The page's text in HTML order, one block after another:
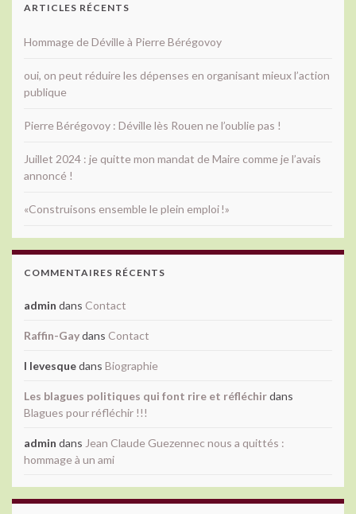
ARTICLES RÉCENTS
Hommage de Déville à Pierre Bérégovoy
oui, on peut réduire les dépenses en organisant mieux l’action
publique
Pierre Bérégovoy : Déville lès Rouen ne l’oublie pas !
Juillet 2024 : je quitte mon mandat de Maire comme je l’avais
annoncé !
«Construisons ensemble le plein emploi !»
COMMENTAIRES RÉCENTS
admin dans Contact
Raffin-Gaydans Contact
l levesquedans Biographie
Les blagues politiques qui font rire et réfléchirdans
Blagues pour réfléchir !!!
admin dans Jean Claude Guezennec nous a quittés :
hommage à un ami